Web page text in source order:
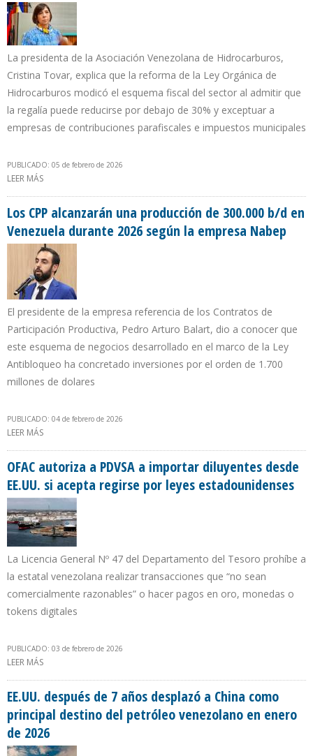
La presidenta de la Asociación Venezolana de Hidrocarburos,
Cristina Tovar, explica que la reforma de la Ley Orgánica de
Hidrocarburos modicó el esquema fiscal del sector al admitir que
la regalía puede reducirse por debajo de 30% y exceptuar a
empresas de contribuciones parafiscales e impuestos municipales
PUBLICADO: 05 de febrero de 2026
LEER MÁS
Los CPP alcanzarán una producción de 300.000 b/d en
Venezuela durante 2026 según la empresa Nabep
El presidente de la empresa referencia de los Contratos de
Participación Productiva, Pedro Arturo Balart, dio a conocer que
este esquema de negocios desarrollado en el marco de la Ley
Antibloqueo ha concretado inversiones por el orden de 1.700
millones de dolares
PUBLICADO: 04 de febrero de 2026
LEER MÁS
OFAC autoriza a PDVSA a importar diluyentes desde
EE.UU. si acepta regirse por leyes estadounidenses
La Licencia General Nº 47 del Departamento del Tesoro prohíbe a
la estatal venezolana realizar transacciones que “no sean
comercialmente razonables” o hacer pagos en oro, monedas o
tokens digitales
PUBLICADO: 03 de febrero de 2026
LEER MÁS
EE.UU. después de 7 años desplazó a China como
principal destino del petróleo venezolano en enero
de 2026